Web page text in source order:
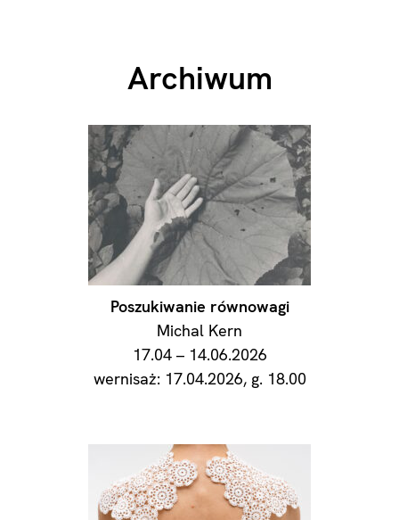
Archiwum
Poszukiwanie równowagi
Michal Kern
17.04 – 14.06.2026
wernisaż: 17.04.2026, g. 18.00